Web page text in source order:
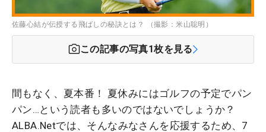
佐藤心結が伝授する飛ばしの秘訣とは？ （撮影：米山聡明）
この記事の写真1枚を見る
間もなく、夏本番！ 夏休みにはゴルフの予定でパン
パン…という読者も多いのではないでしょうか？
ALBA.Netでは、そんなみなさんを応援するため、7